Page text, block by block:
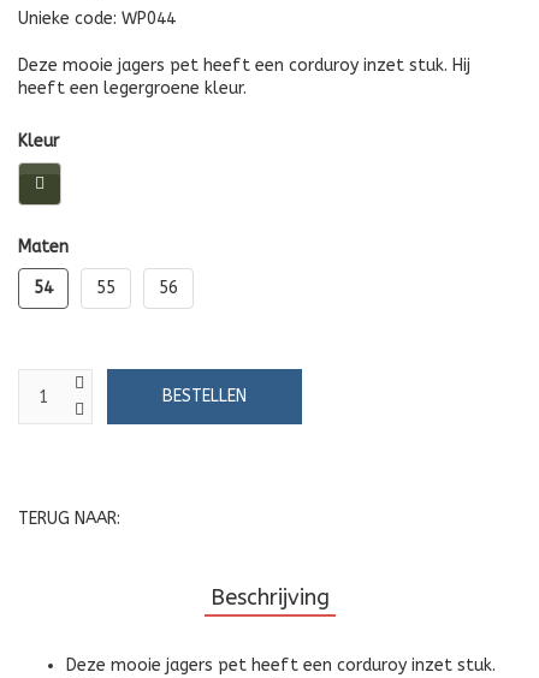
Unieke code: WP044
Deze mooie jagers pet heeft een corduroy inzet stuk. Hij
heeft een legergroene kleur.
Kleur
Maten
54
55 56
TERUG NAAR:
Beschrijving
Deze mooie jagers pet heeft een corduroy inzet stuk.